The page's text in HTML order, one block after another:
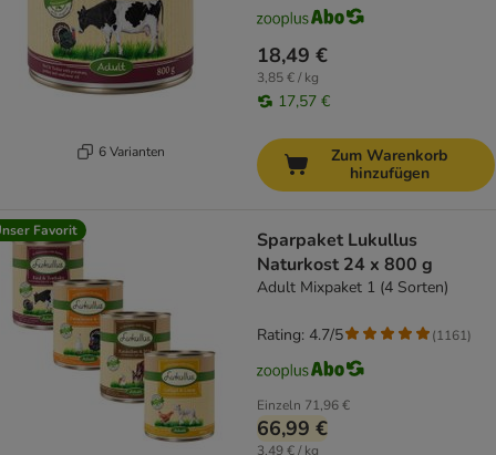
6 Varianten
18,49 €
3,85 € / kg
17,57 €
Zum Warenkorb
hinzufügen
Favorit
Sparpaket Lukullus
Naturkost 24 x 800 g
Adult Mixpaket 1 (4 Sorten)
Einzeln 71,96 €
66,99 €
3,49 € / kg
Rating: 4.7/5 (1161)